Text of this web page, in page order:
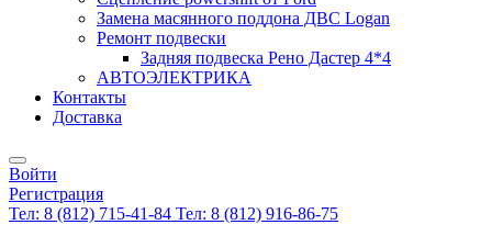
Замена масянного поддона ДВС Logan
Ремонт подвески
Задняя подвеска Рено Дастер 4*4
АВТОЭЛЕКТРИКА
Контакты
Доставка
Войти
Регистрация
Тел: 8 (812) 715-41-84 Тел: 8 (812) 916-86-75